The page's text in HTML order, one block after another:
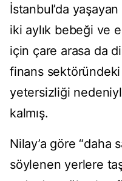
İstanbul’da
iki aylık bebeği ve
için çare arasa da
finans sektöründeki
yetersizliği
kalmış.
Nilay’a göre “daha
söylenen yerlere